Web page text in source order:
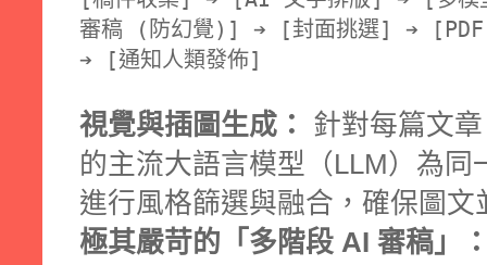
審稿 (防幻覺)] ➔ [封面挑選] ➔
➔ [通知人類發佈]
視覺與插圖生成：
針對每篇文
的主流大語言模型（LLM）為
進行風格篩選與融合，確保圖文
極其嚴苛的「多階段 AI 審稿」